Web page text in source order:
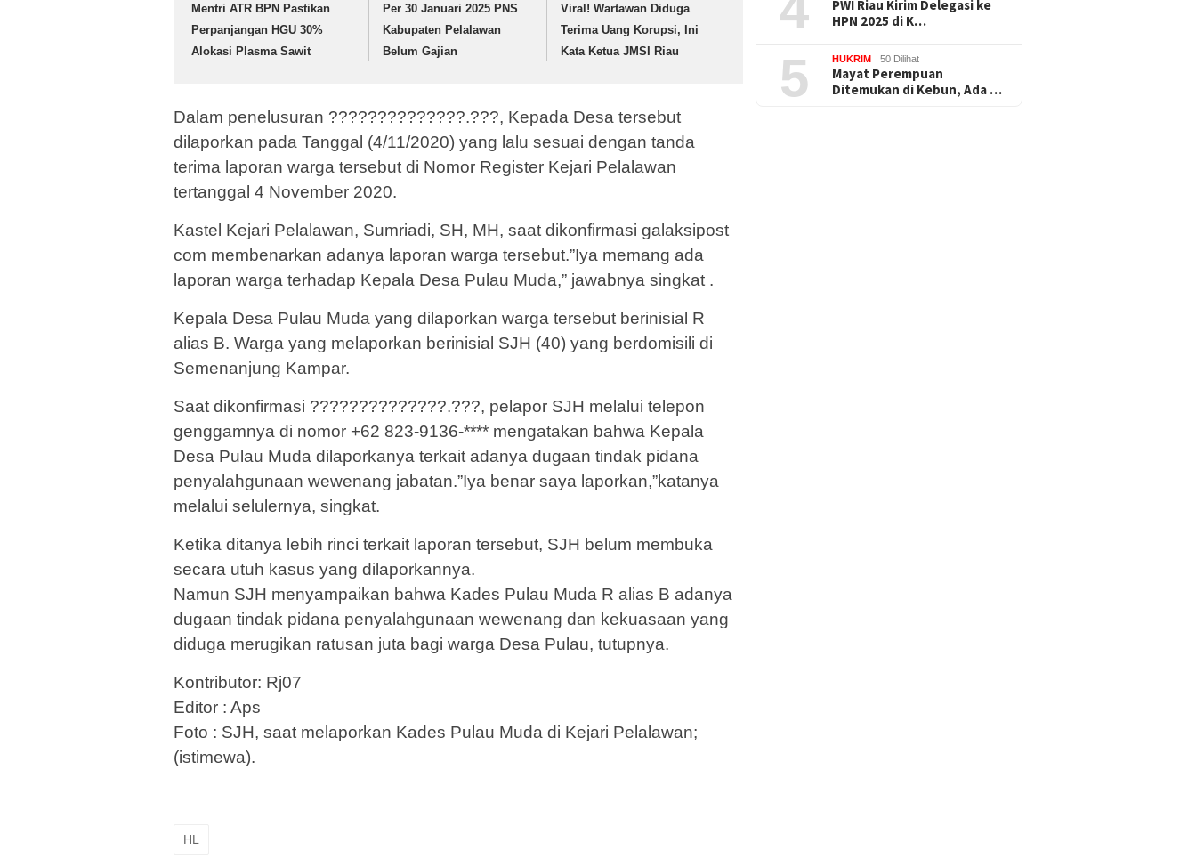
Mentri ATR BPN Pastikan
Perpanjangan HGU 30%
Alokasi Plasma Sawit
Per 30 Januari 2025 PNS
Kabupaten Pelalawan
Belum Gajian
Viral! Wartawan Diduga
Terima Uang Korupsi, Ini
Kata Ketua JMSI Riau
Dalam penelusuran ??????????????.???, Kepada Desa tersebut
dilaporkan pada Tanggal (4/11/2020) yang lalu sesuai dengan tanda
terima laporan warga tersebut di Nomor Register Kejari Pelalawan
tertanggal 4 November 2020.
Kastel Kejari Pelalawan, Sumriadi, SH, MH, saat dikonfirmasi galaksipost
com membenarkan adanya laporan warga tersebut.”Iya memang ada
laporan warga terhadap Kepala Desa Pulau Muda,” jawabnya singkat .
Kepala Desa Pulau Muda yang dilaporkan warga tersebut berinisial R
alias B. Warga yang melaporkan berinisial SJH (40) yang berdomisili di
Semenanjung Kampar.
Saat dikonfirmasi ??????????????.???, pelapor SJH melalui telepon
genggamnya di nomor +62 823-9136-**** mengatakan bahwa Kepala
Desa Pulau Muda dilaporkanya terkait adanya dugaan tindak pidana
penyalahgunaan wewenang jabatan.”Iya benar saya laporkan,”katanya
melalui selulernya, singkat.
Ketika ditanya lebih rinci terkait laporan tersebut, SJH belum membuka
secara utuh kasus yang dilaporkannya.
Namun SJH menyampaikan bahwa Kades Pulau Muda R alias B adanya
dugaan tindak pidana penyalahgunaan wewenang dan kekuasaan yang
diduga merugikan ratusan juta bagi warga Desa Pulau, tutupnya.
Kontributor: Rj07
Editor : Aps
Foto : SJH, saat melaporkan Kades Pulau Muda di Kejari Pelalawan;
(istimewa).
HL
PWI Riau Kirim Delegasi ke
HPN 2025 di K…
5 HUKRIM 50 Dilihat
Mayat Perempuan
Ditemukan di Kebun, Ada …